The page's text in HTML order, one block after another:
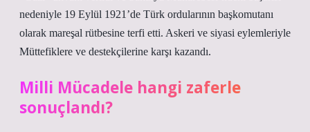
nedeniyle 19 Eylül 1921’de Türk ordularının başkomutanı
olarak mareşal rütbesine terfi etti. Askeri ve siyasi eylemleriyle
Müttefiklere ve destekçilerine karşı kazandı.
Milli Mücadele hangi zaferle
sonuçlandı?